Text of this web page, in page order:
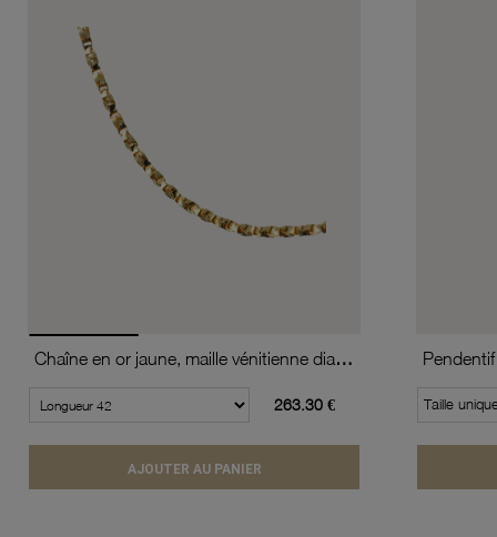
Chaîne en or jaune, maille vénitienne diamantée et torsadée
263.30 €
AJOUTER AU PANIER
Taille